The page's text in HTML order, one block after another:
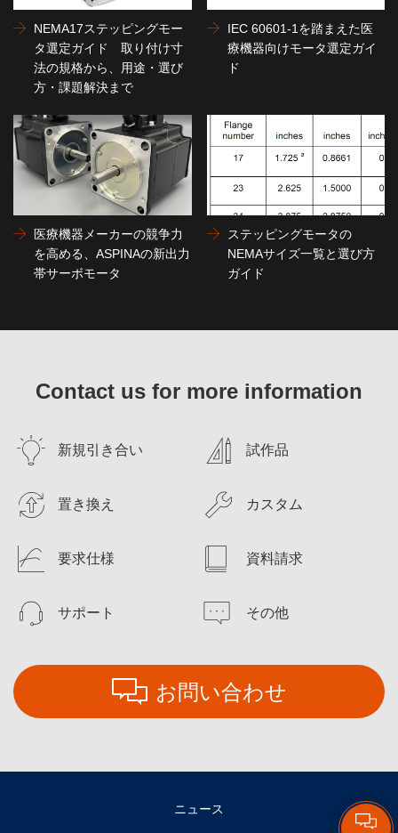
NEMA17ステッピングモー
タ選定ガイド 取り付け寸
法の規格から、用途・選び
方・課題解決まで
IEC 60601-1を踏まえた医
療機器向けモータ選定ガイ
ド
医療機器メーカーの競争力
を高める、ASPINAの新出力
帯サーボモータ
ステッピングモータの
NEMAサイズ一覧と選び方
ガイド
Contact us for more information
新規引き合い 試作品
置き換え カスタム
要求仕様 資料請求
サポート その他
お問い合わせ
ニュース